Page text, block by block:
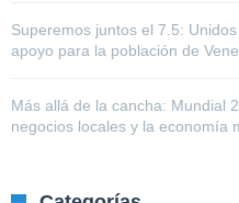
Superemos juntos el 7.5:
apoyo para la población de
Más allá de la cancha: Mundial
negocios locales y la economía